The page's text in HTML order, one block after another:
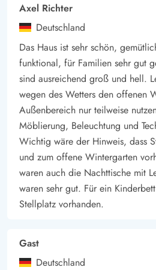
Axel Richter
Deutschland
Das Haus ist sehr schön,
funktional, für Familien sehr gut
sind ausreichend groß und hell.
wegen des Wetters den offenen
Außenbereich nur teilweise
Möblierung, Beleuchtung und
Wichtig wäre der Hinweis, dass
und zum offene Wintergarten
waren auch die Nachttische mit
waren sehr gut. Für ein
Stellplatz vorhanden.
Gast
Deutschland